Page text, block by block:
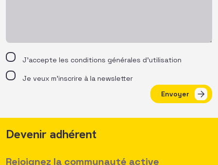
J’accepte les conditions générales d’utilisation
Je veux m'inscrire à la newsletter
Envoyer
Devenir adhérent
Rejoignez la communauté active